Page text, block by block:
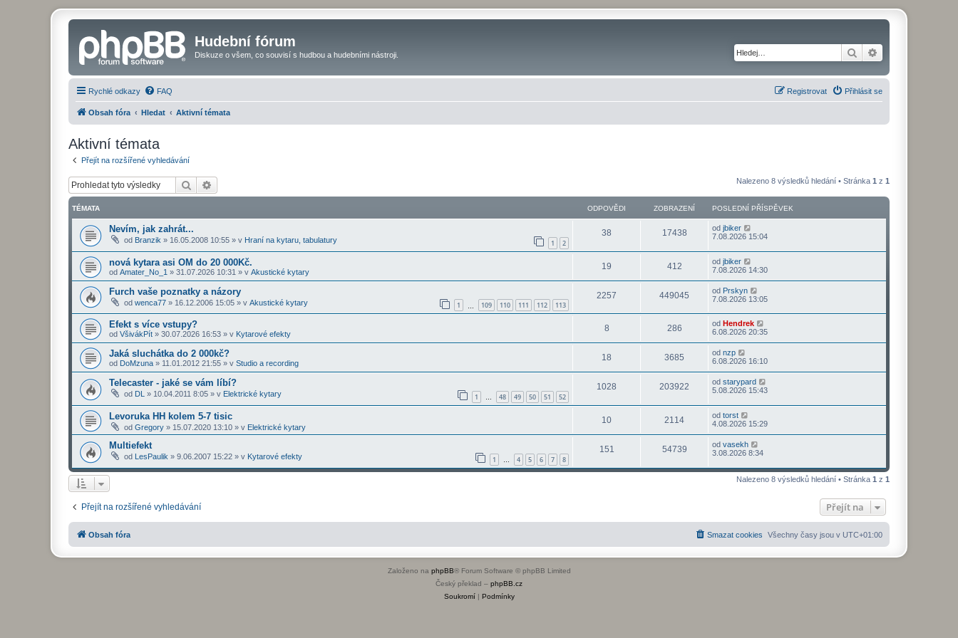
Hudební fórum
Diskuze o všem, co souvisí s hudbou a hudebními nástroji. Hledat
Rychlé odkazy FAQ Přihlásit se
Registrovat
Obsah fóra Hledat Aktivní témata
Aktivní témata
Přejít na rozšířené vyhledávání
Hledat Nalezeno 8 výsledků hledání • Stránka 1 z 1
TÉMATA ODPOVĚDI ZOBRAZENÍ POSLEDNÍ PŘÍSPĚVEK
Nevím, jak zahrát...
od Branzik » 16.05.2008 10:55 » v Hraní na kytaru, tabulatury 1 2
38 17438 od jbiker
7.08.2026 15:04
nová kytara asi OM do 20 000Kč.
od Amater_No_1 » 31.07.2026 10:31 » v Akustické kytary
19 412 od jbiker
7.08.2026 14:30
Furch vaše poznatky a názory
od wenca77 » 16.12.2006 15:05 » v Akustické kytary 1 109 110 111 112 113
2257 449045 od Prskyn
7.08.2026 13:05
Efekt s více vstupy?
od VšivákPít » 30.07.2026 16:53 » v Kytarové efekty
8 286 od Hendrek
6.08.2026 20:35
Jaká sluchátka do 2 000kč?
od DoMzuna » 11.01.2012 21:55 » v Studio a recording
18 3685 od nzp
6.08.2026 16:10
Telecaster - jaké se vám líbí?
od DL » 10.04.2011 8:05 » v Elektrické kytary 1 … 48 49 50 51 52
1028 203922 od starypard
5.08.2026 15:43
Levoruka HH kolem 5-7 tisic
od Gregory » 15.07.2020 13:10 » v Elektrické kytary
10 2114 od torst
4.08.2026 15:29
Multiefekt
od LesPaulik » 9.06.2007 15:22 » v Kytarové efekty 1 … 4 5 6 7 8
151 54739 od vasekh
3.08.2026 8:34
Nalezeno 8 výsledků hledání • Stránka 1 z 1
Přejít na rozšířené vyhledávání Přejít na
Obsah fóra Všechny časy jsou v UTC+01:00
Smazat cookies
Založeno na phpBB® Forum Software © phpBB Limited
Český překlad – phpBB.cz
Soukromí| Podmínky